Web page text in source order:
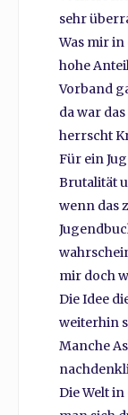
sehr
Was mir
hohe
Vorband
da war
herrscht
Für ein
Brutalität
wenn das
mir doch
Die Idee
weiterhin
Manche
Die Welt